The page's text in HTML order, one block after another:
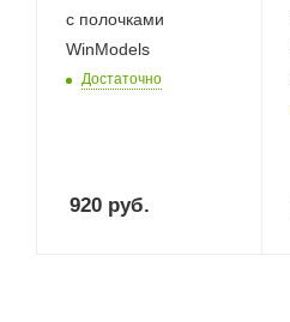
с полочками
WinModels
Достаточно
920 руб.